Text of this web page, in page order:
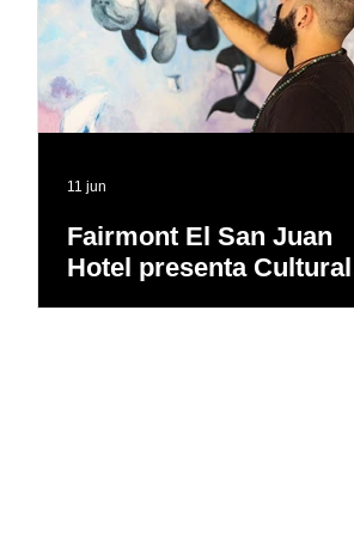
Fairmont El San Juan
Hotel presenta Cultural
11 jun